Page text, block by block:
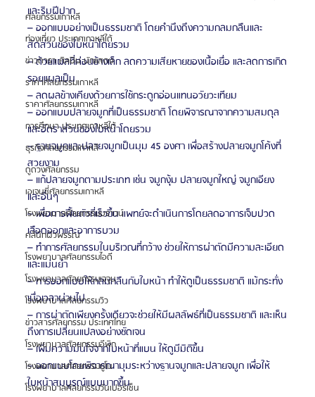
ศัลยกรรมเกาหลี
ท่องเที่ยว ประเทศเกาหลีใต้
ข่าวดารา ศิลปิน นักแสดง
ราคาศัลยกรรมเกาหลี
ราคาศัลยกรรมเกาหลี
การศึกษา ประเทศเกาหลีใต้
ธุรกิจศัลยกรรมเกาหลี
ดูดวงศัลยกรรม
เอเจนซี่ศัลยกรรมเกาหลี
โรงพยาบาลศัลยกรรมบราวน์
คลินิกผิวพรรณ
โรงพยาบาลศัลยกรรมไอดี
โรงพยาบาลศัลยกรรมเจจุน
โรงพยาบาลศัลยกรรมวิว
ข่าวสารศัลยกรรม ประเทศไทย
โรงพยาบาลศัลยกรรมอีพิก
โรงพยาบาลศัลยกรรมยูโน
โรงพยาบาลศัลยกรรมวันเปอร์เซ็น
และริมฝีปาก
– ออกแบบอย่างเป็นธรรมชาติ โดยคำนึงถึงความกลมกลืนและ
สัดส่วนของใบหน้าโดยรวม
– ด้วยแผลที่ค่อนข้างเล็ก ลดความเสียหายของเนื้อเยื่อ และลดการเกิด
รอยแผลเป็น
– ลดผลข้างเคียงด้วยการใช้กระดูกอ่อนแทนอวัยวะเทียม
– ออกแบบปลายจมูกที่เป็นธรรมชาติ โดยพิจารณาจากความสมดุล
และอัตราส่วนของใบหน้าโดยรวม
– ฐานจมูกและปลายจมูกเป็นมุม 45 องศา เพื่อสร้างปลายจมูกโค้งที่
สวยงาม
– แก้ปลายจมูกตามประเภท เช่น จมูกงุ้ม ปลายจมูกใหญ่ จมูกเอียง
และอื่นๆ
– เพื่อการฟื้นตัวที่เร็วขึ้น แพทย์จะดำเนินการโดยลดอาการเจ็บปวด
เลือดออกและอาการบวม
– ทำการศัลยกรรมในบริเวณที่กว้าง ช่วยให้การผ่าตัดมีความละเอียด
และแม่นยำ
– การออกแบบให้กลมกลืนกับใบหน้า ทำให้ดูเป็นธรรมชาติ แม้กระทั่ง
เมื่อเวลาผ่านไป
– การผ่าตัดเพียงครั้งเดียวจะช่วยให้มีผลลัพธ์ที่เป็นธรรมชาติ และเห็น
ถึงการเปลี่ยนแปลงอย่างชัดเจน
– เพิ่มความมั่นใจจากใบหน้าที่แบน ให้ดูมีมิติขึ้น
– ออกแบบโดยพิจารณามุมระหว่างฐานจมูกและปลายจมูก เพื่อให้
ใบหน้าสมบูรณ์แบบมากขึ้น